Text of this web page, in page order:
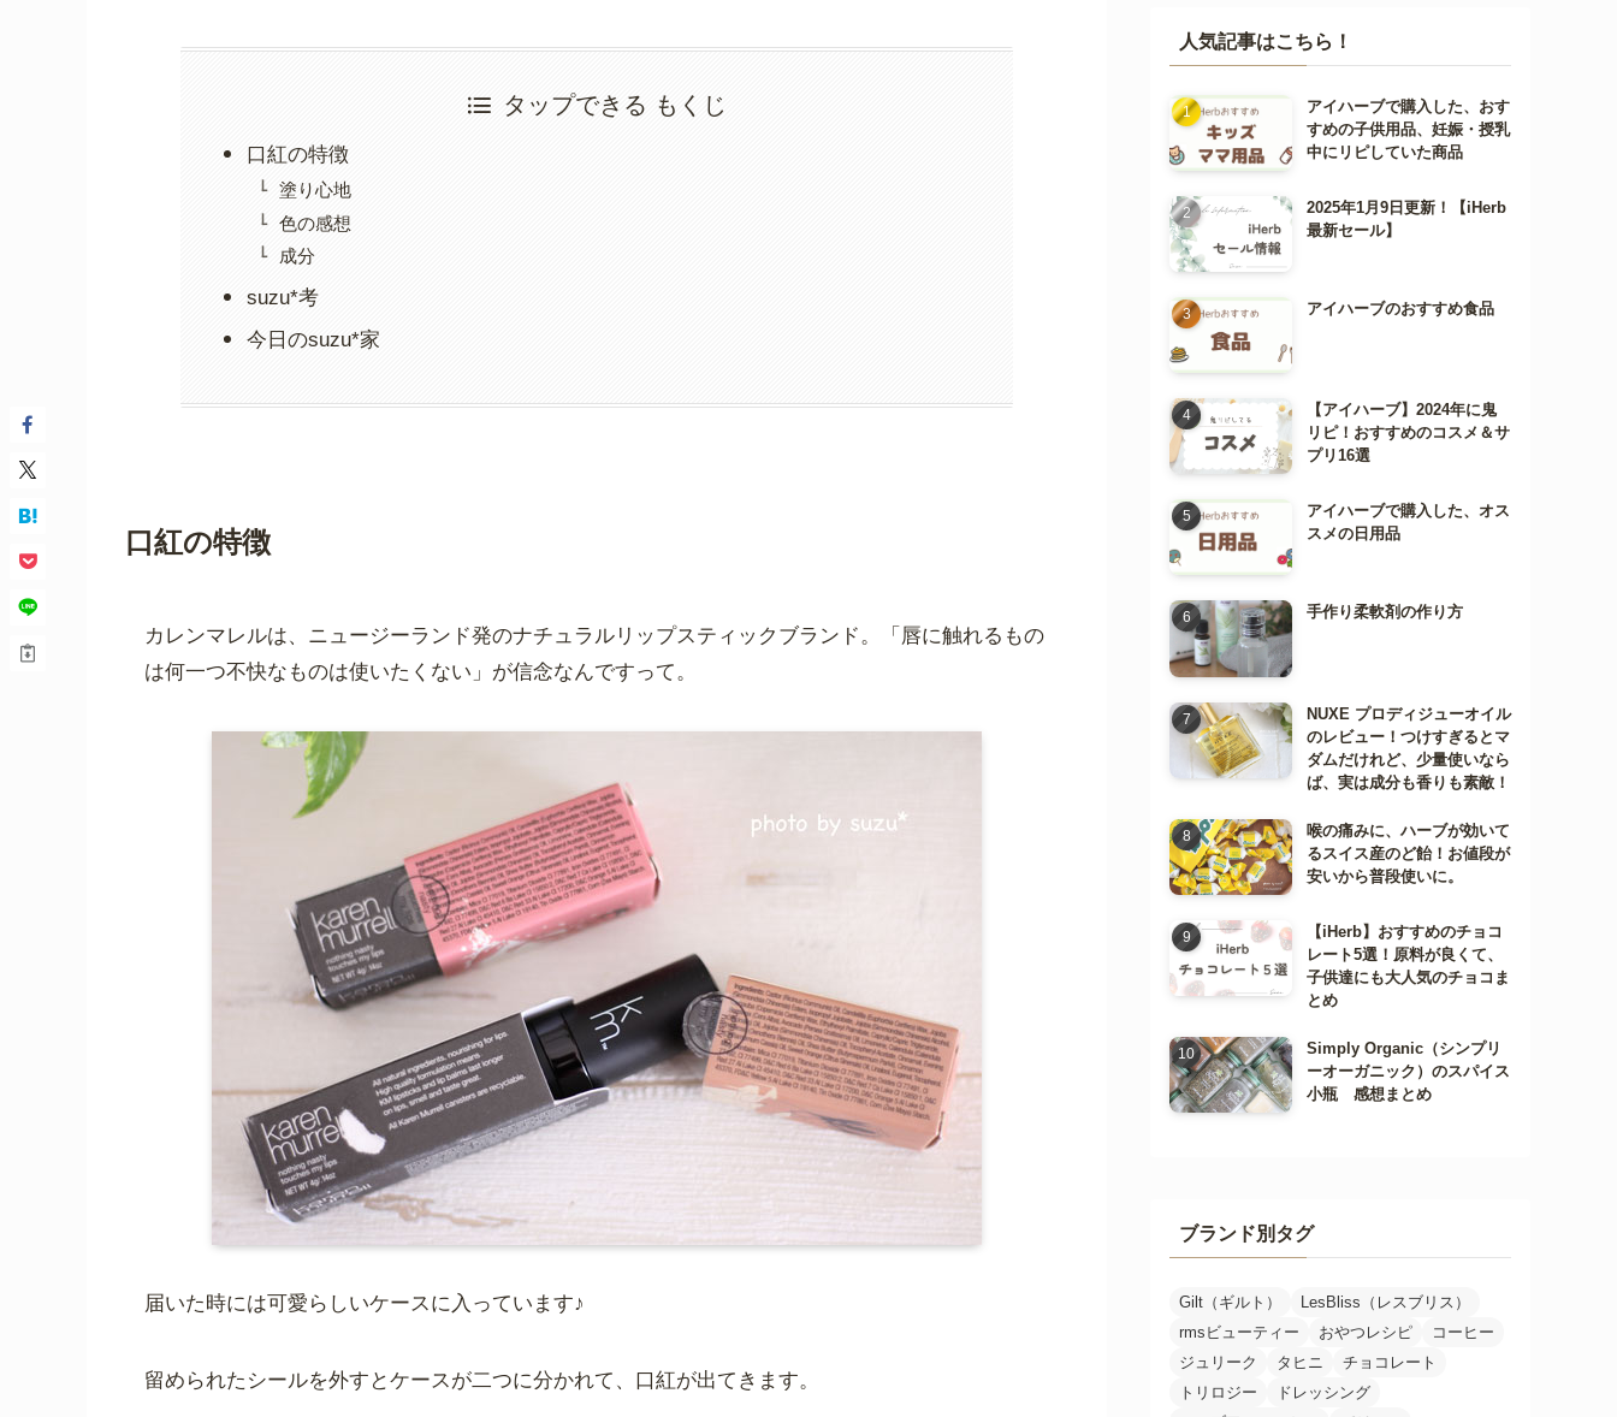
タップできる もくじ
口紅の特徴
塗り心地
色の感想
成分
suzu*考
今日のsuzu*家
口紅の特徴
カレンマレルは、ニュージーランド発のナチュラルリップスティックブランド。「唇に触れるもの
は何一つ不快なものは使いたくない」が信念なんですって。
届いた時には可愛らしいケースに入っています♪
留められたシールを外すとケースが二つに分かれて、口紅が出てきます。
人気記事はこちら！
アイハーブで購入した、おす
すめの子供用品、妊娠・授乳
中にリピしていた商品
2025年1月9日更新！【iHerb
最新セール】
アイハーブのおすすめ食品
【アイハーブ】2024年に鬼
リピ！おすすめのコスメ＆サ
プリ16選
アイハーブで購入した、オス
スメの日用品
手作り柔軟剤の作り方
NUXE プロディジューオイル
のレビュー！つけすぎるとマ
ダムだけれど、少量使いなら
ば、実は成分も香りも素敵！
喉の痛みに、ハーブが効いて
るスイス産のど飴！お値段が
安いから普段使いに。
【iHerb】おすすめのチョコ
レート5選！原料が良くて、
子供達にも大人気のチョコま
とめ
Simply Organic（シンプリ
ーオーガニック）のスパイス
小瓶 感想まとめ
ブランド別タグ
Gilt（ギルト）
LesBliss（レスブリス）
rmsビューティー
おやつレシピ
コーヒー
ジュリーク
タヒニ
チョコレート
トリロジー
ドレッシング